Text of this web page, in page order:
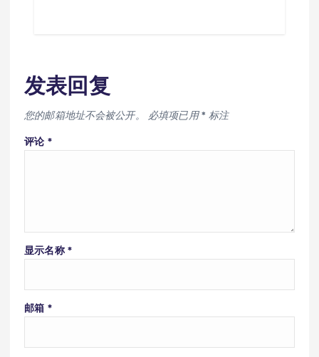
发表回复
您的邮箱地址不会被公开。 必填项已用* 标注
评论 *
显示名称 *
邮箱 *